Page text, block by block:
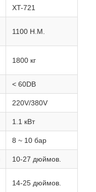
XT-721
1100 Н.М.
1800 кг
< 60DB
220V/380V
1.1 кВт
8 ~ 10 бар
10-27 дюймов.
14-25 дюймов.